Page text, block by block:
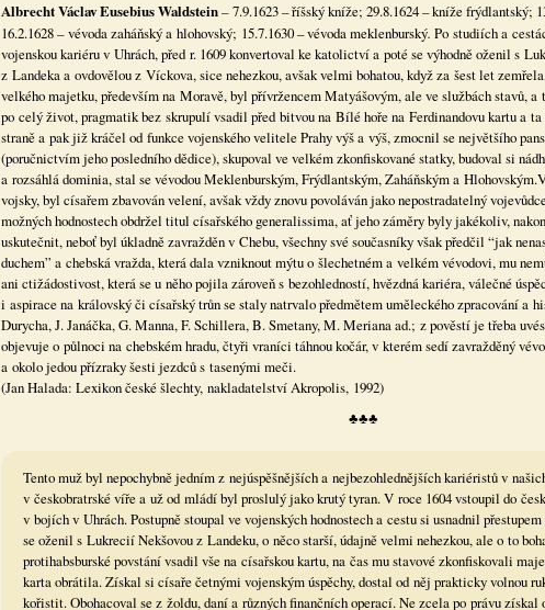
Albrecht Václav Eusebius Waldstein–7.9.1623 – říšský kníže; 29.8.1624 – kníže frýdlantský;
16.2.1628 – vévoda zaháňský a hlohovský; 15.7.1630 – vévoda meklenburský. Po studiích a
vojenskou kariéru v Uhrách, před r. 1609 konvertoval ke katolictví a poté se výhodně oženil s
z Landeka a ovdovělou z Víckova, sice nehezkou, avšak velmi bohatou, když za šest let
velkého majetku, především na Moravě, byl přívržencem Matyášovým, ale ve službách stavů,
po celý život, pragmatik bez skrupulí vsadil před bitvou na Bílé hoře na Ferdinandovu kartu a
straně a pak již kráčel od funkce vojenského velitele Prahy výš a výš, zmocnil se největšího
(poručnictvím jeho posledního dědice), skupoval ve velkém zkonfiskované statky, budoval si
a rozsáhlá dominia, stal se vévodou Meklenburským, Frýdlantským, Zaháňským a
vojsky, byl císařem zbavován velení, avšak vždy znovu povoláván jako nepostradatelný
možných hodnostech obdržel titul císařského generalissima, ať jeho záměry byly jakékoliv,
uskutečnit, neboť byl úkladně zavražděn v Chebu, všechny své současníky však předčil “jak
duchem” a chebská vražda, která dala vzniknout mýtu o šlechetném a velkém vévodovi, mu
ani ctižádostivost, která se u něho pojila zároveň s bezohledností, hvězdná kariéra, válečné
i aspirace na královský či císařský trůn se staly natrvalo předmětem uměleckého zpracování a
Durycha, J. Janáčka, G. Manna, F. Schillera, B. Smetany, M. Meriana ad.; z pověstí je třeba
objevuje o půlnoci na chebském hradu, čtyři vraníci táhnou kočár, v kterém sedí zavražděný
a okolo jedou přízraky šesti jezdců s tasenými meči.
(Jan Halada: Lexikon české šlechty, nakladatelství Akropolis, 1992)
♣♣♣
Tento muž byl nepochybně jedním z nejúspěšnějších a nejbezohlednějších kariéristů v
v českobratrské víře a už od mládí byl proslulý jako krutý tyran. V roce 1604 vstoupil do
v bojích v Uhrách. Postupně stoupal ve vojenských hodnostech a cestu si usnadnil
se oženil s Lukrecií Nekšovou z Landeku, o něco starší, údajně velmi nehezkou, ale o to
protihabsburské povstání vsadil vše na císařskou kartu, na čas mu stavové zkonfiskovali
karta obrátila. Získal si císaře četnými vojenským úspěchy, dostal od něj prakticky volnou
kořistit. Obohacoval se z žoldu, daní a různých finančních operací. Ne zcela po právu získal